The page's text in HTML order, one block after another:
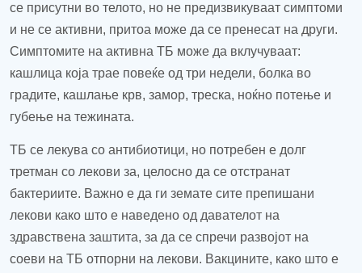
се присутни во телото, но не предизвикуваат симптоми
и не се активни, притоа може да се пренесат на други.
Симптомите на активна ТБ може да вклучуваат:
кашлица која трае повеќе од три недели, болка во
градите, кашлање крв, замор, треска, ноќно потење и
губење на тежината.
ТБ се лекува со антибиотици, но потребен е долг
третман со лекови за, целосно да се отстранат
бактериите. Важно е да ги земате сите препишани
лекови како што е наведено од давателот на
здравствена заштита, за да се спречи развојот на
соеви на ТБ отпорни на лекови. Вакцините, како што е